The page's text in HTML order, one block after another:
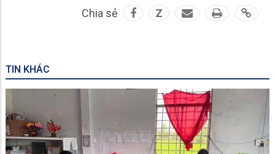
Chia sẻ Z
TIN KHÁC